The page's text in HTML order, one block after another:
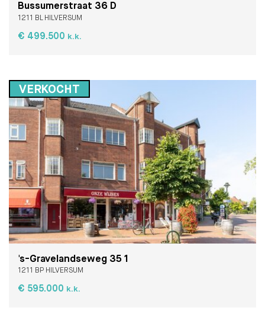
Bussumerstraat 36 D
1211 BL HILVERSUM
€ 499.500 k.k.
VERKOCHT
's-Gravelandseweg 35 1
1211 BP HILVERSUM
€ 595.000 k.k.